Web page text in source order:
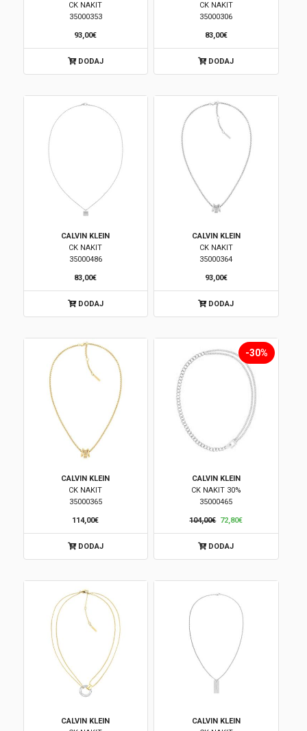
CK NAKIT
35000353
93,00€
DODAJ
CK NAKIT
35000306
83,00€
DODAJ
CALVIN KLEIN
CK NAKIT
35000486
83,00€
DODAJ
CALVIN KLEIN
CK NAKIT
35000364
93,00€
DODAJ
CALVIN KLEIN
CK NAKIT
35000365
114,00€
DODAJ
-30%
CALVIN KLEIN
CK NAKIT 30%
35000465
104,00€ 72,80€
DODAJ
CALVIN KLEIN
CALVIN KLEIN